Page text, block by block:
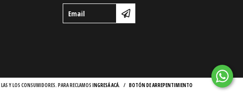
LAS Y LOS CONSUMIDORES. PARA RECLAMOS INGRESÁ ACÁ. / BOTÓN DE ARREPENTIMIENTO